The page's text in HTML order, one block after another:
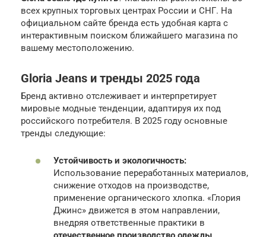
всех крупных торговых центрах России и СНГ. На
официальном сайте бренда есть удобная карта с
интерактивным поиском ближайшего магазина по
вашему местоположению.
Gloria Jeans и тренды 2025 года
Бренд активно отслеживает и интерпретирует
мировые модные тенденции, адаптируя их под
российского потребителя. В 2025 году основные
тренды следующие:
Устойчивость и экологичность:
Использование переработанных материалов,
снижение отходов на производстве,
применение органического хлопка. «Глория
Джинс» движется в этом направлении,
внедряя ответственные практики в